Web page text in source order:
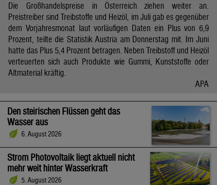
Die Großhandelspreise in Österreich ziehen weiter an.
Preistreiber sind Treibstoffe und Heizöl, im Juli gab es gegenüber
dem Vorjahresmonat laut vorläufigen Daten ein Plus von 6,9
Prozent, teilte die Statistik Austria am Donnerstag mit. Im Juni
hatte das Plus 5,4 Prozent betragen. Neben Treibstoff und Heizöl
verteuerten sich auch Produkte wie Gummi, Kunststoffe oder
Altmaterial kräftig.
APA
Den steirischen Flüssen geht das
Wasser aus
6. August 2026
Strom Photovoltaik liegt aktuell nicht
mehr weit hinter Wasserkraft
5. August 2026